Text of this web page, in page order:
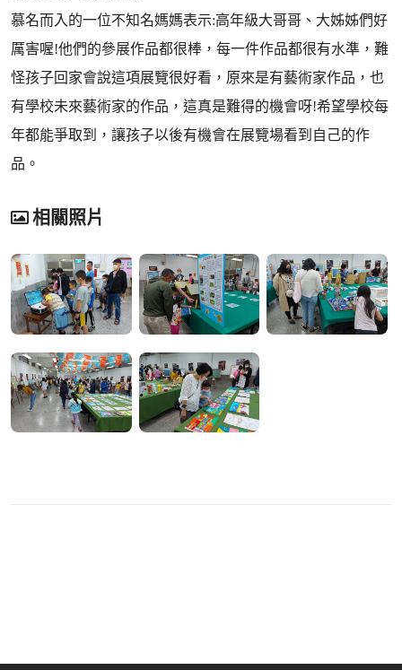
慕名而入的一位不知名媽媽表示:高年級大哥哥、大姊姊們好
厲害喔!他們的參展作品都很棒，每一件作品都很有水準，難
怪孩子回家會說這項展覽很好看，原來是有藝術家作品，也
有學校未來藝術家的作品，這真是難得的機會呀!希望學校每
年都能爭取到，讓孩子以後有機會在展覽場看到自己的作
品。
相關照片